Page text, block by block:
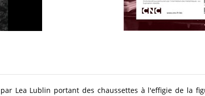
Lea Lublin portant des chaussettes à l'effigie de la